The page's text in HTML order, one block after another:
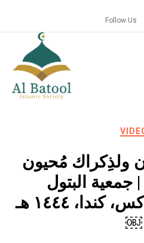
content
Follow Us
ولذِكراك مُحيون
جمعية البتول
الاسلامية، هاليفاكس، كندا، ١٤٤٤ هـ
￼